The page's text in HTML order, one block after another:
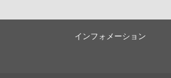
インフォメーション